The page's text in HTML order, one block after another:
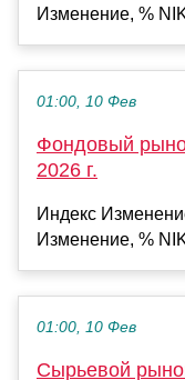
Изменение, %
01:00, 10 Фев
Фондовый
2026 г.
Индекс
Изменение, %
01:00, 10 Фев
Сырьевой